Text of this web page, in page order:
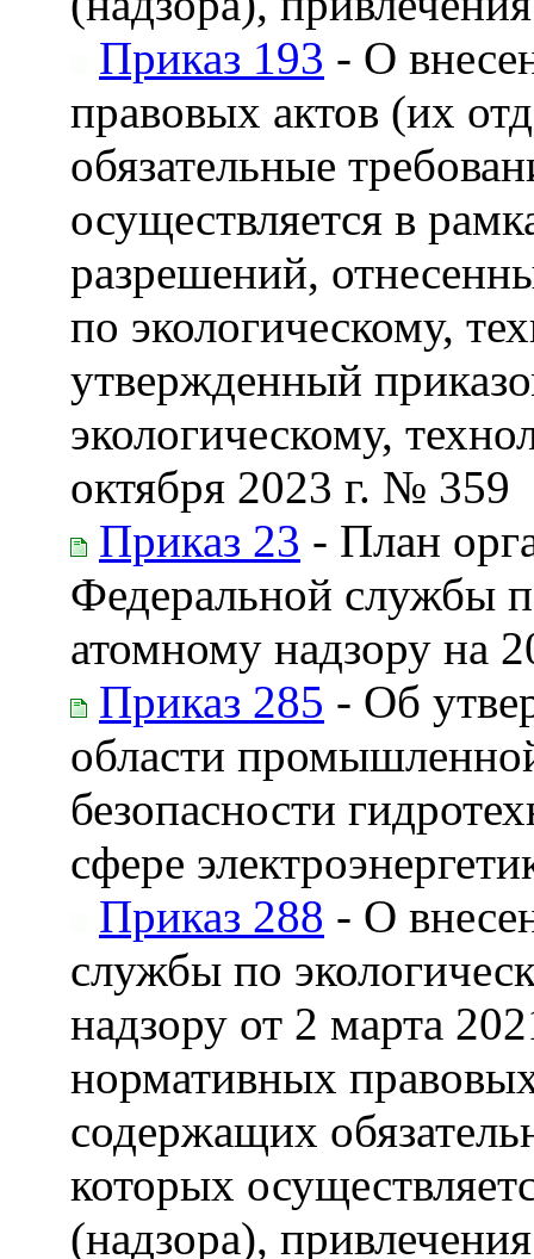
Приказ 193 - О
правовых актов (их
обязательные
осуществляется в
разрешений,
по экологическому,
утвержденный
экологическому,
октября 2023 г. № 359
Приказ 23 - План
Федеральной службы
атомному надзору на
Приказ 285 - Об
области
безопасности
сфере
Приказ 288 - О
службы по
надзору от 2 марта
нормативных
содержащих
которых
(надзора),